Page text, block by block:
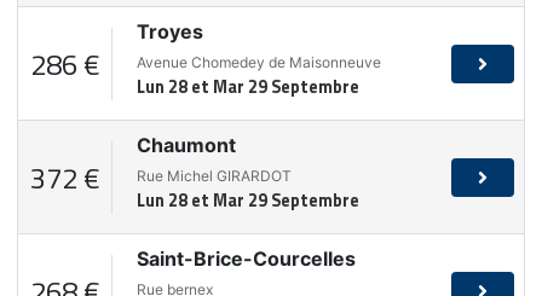
286 €
Troyes
Avenue Chomedey de Maisonneuve
Lun 28 et Mar 29 Septembre
372 €
Chaumont
Rue Michel GIRARDOT
Lun 28 et Mar 29 Septembre
Saint-Brice-Courcelles
Rue bernex